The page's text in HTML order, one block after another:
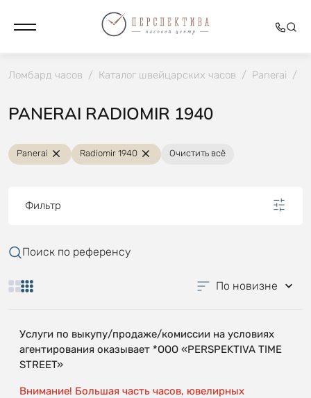
Ломбард часов / Каталог швейцарских часов / Panerai /
PANERAI RADIOMIR 1940
Panerai Radiomir 1940 Очистить всё
Фильтр
Поиск по референсу
По новизне
Услуги по выкупу/продаже/комиссии на условиях
агентирования оказывает *OOO «PERSPEKTIVA TIME
STREET»
Внимание! Большая часть часов, ювелирных